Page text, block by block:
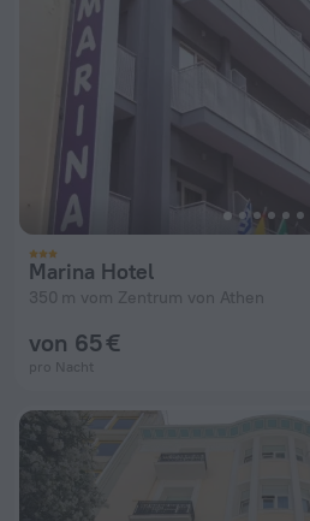
Marina Hotel
350 m vom Zentrum von Athen
von 65 €
pro Nacht